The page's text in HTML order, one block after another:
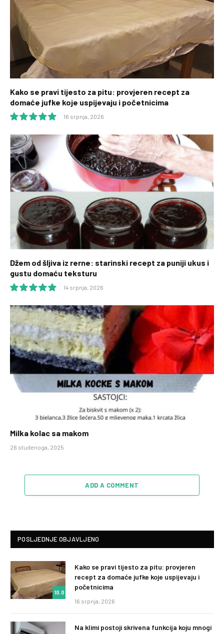
Kako se pravi tijesto za pitu: provjeren recept za
domaće jufke koje uspijevaju i početnicima
10.0
16 srpnja, 2026
Džem od šljiva iz rerne: starinski recept za puniji ukus i
gustu domaću teksturu
10.0
14 srpnja, 2026
Milka kolac sa makom
26 studenoga, 2025
ADD A COMMENT
POSLJEDNJE OBJAVLJENO
10.0
Kako se pravi tijesto za pitu: provjeren
recept za domaće jufke koje uspijevaju i
početnicima
16 srpnja, 2026
Na klimi postoji skrivena funkcija koju mnogi